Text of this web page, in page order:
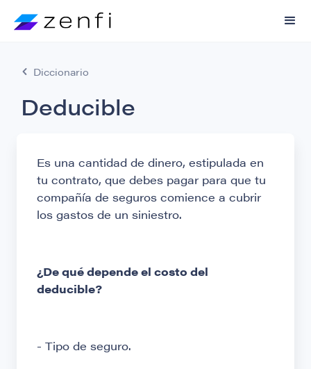
Diccionario
Deducible
Es una cantidad de dinero, estipulada en
tu contrato, que debes pagar para que tu
compañía de seguros comience a cubrir
los gastos de un siniestro.
¿De qué depende el costo del
deducible?
- Tipo de seguro.